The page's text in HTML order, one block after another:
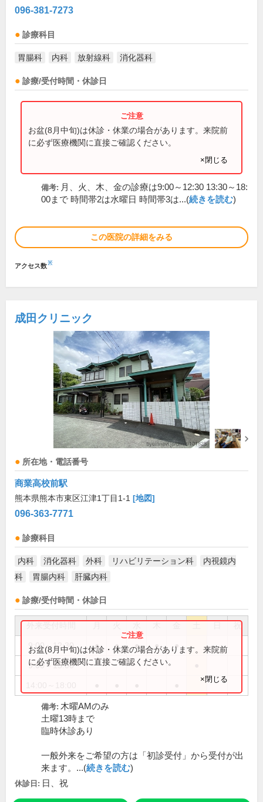
096-381-7273
診療科目
胃腸科 内科 放射線科 消化器科
診療/受付時間・休診日
お盆(8月中旬)は休診・休業の場合があります。来院前
に必ず医療機関に直接ご確認ください。
×閉じる
備考: 月、火、木、金の診療は9:00～12:30 13:30～18:
00まで 時間帯2は水曜日 時間帯3は...(続きを読む)
この医院の詳細をみる
アクセス数※
成田クリニック
所在地・電話番号
商業高校前駅
熊本県熊本市東区江津1丁目1-1 [地図]
096-363-7771
診療科目
内科 消化器科 外科 リハビリテーション科
内視鏡内
科
胃腸内科 肝臓内科
診療/受付時間・休診日
祝
9:00～12:30 ● ● ● ● ●
9:00～13:00
お盆(8月中旬)は休診・休業の場合があります。来院前
に必ず医療機関に直接ご確認ください。
×閉じる
備考: 木曜AMのみ
土曜13時まで
臨時休診あり
一般外来をご希望の方は「初診受付」から受付が出
来ます。...(続きを読む)
休診日: 日、祝